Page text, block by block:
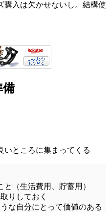
購入は欠かせないし。結構使
備
いところに集まってくる
（生活費用、貯蓄用）
りしておく
な自分にとって価値のある